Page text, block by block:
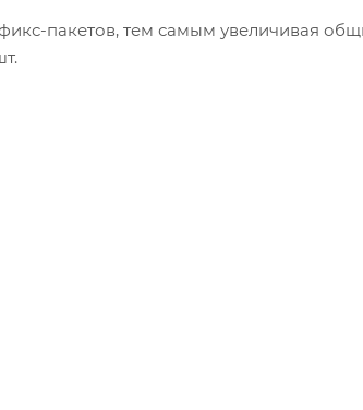
пакетов, тем самым увеличивая